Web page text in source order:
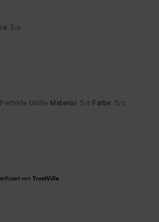
: 5 /5
Größe Material: 5 /5 Farbe: 5/5
von TrustVille